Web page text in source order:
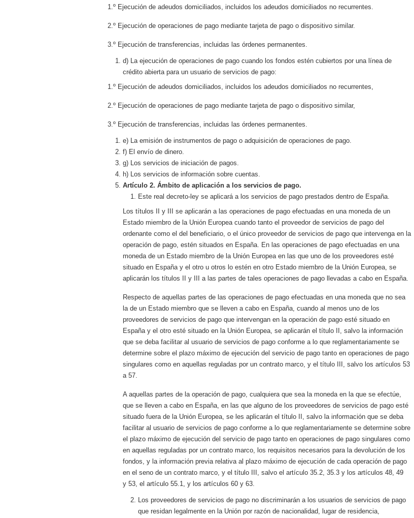
1.º Ejecución de adeudos domiciliados, incluidos los adeudos domiciliados no recurrentes.
2.º Ejecución de operaciones de pago mediante tarjeta de pago o dispositivo similar.
3.º Ejecución de transferencias, incluidas las órdenes permanentes.
d) La ejecución de operaciones de pago cuando los fondos estén cubiertos por una línea de
crédito abierta para un usuario de servicios de pago:
1.º Ejecución de adeudos domiciliados, incluidos los adeudos domiciliados no recurrentes,
2.º Ejecución de operaciones de pago mediante tarjeta de pago o dispositivo similar,
3.º Ejecución de transferencias, incluidas las órdenes permanentes.
e) La emisión de instrumentos de pago o adquisición de operaciones de pago.
f) El envío de dinero.
g) Los servicios de iniciación de pagos.
h) Los servicios de información sobre cuentas.
Artículo 2. Ámbito de aplicación a los servicios de pago.
Este real decreto-ley se aplicará a los servicios de pago prestados dentro de España.
Los títulos II y III se aplicarán a las operaciones de pago efectuadas en una moneda de un
Estado miembro de la Unión Europea cuando tanto el proveedor de servicios de pago del
ordenante como el del beneficiario, o el único proveedor de servicios de pago que intervenga en la
operación de pago, estén situados en España. En las operaciones de pago efectuadas en una
moneda de un Estado miembro de la Unión Europea en las que uno de los proveedores esté
situado en España y el otro u otros lo estén en otro Estado miembro de la Unión Europea, se
aplicarán los títulos II y III a las partes de tales operaciones de pago llevadas a cabo en España.
Respecto de aquellas partes de las operaciones de pago efectuadas en una moneda que no sea
la de un Estado miembro que se lleven a cabo en España, cuando al menos uno de los
proveedores de servicios de pago que intervengan en la operación de pago esté situado en
España y el otro esté situado en la Unión Europea, se aplicarán el título II, salvo la información
que se deba facilitar al usuario de servicios de pago conforme a lo que reglamentariamente se
determine sobre el plazo máximo de ejecución del servicio de pago tanto en operaciones de pago
singulares como en aquellas reguladas por un contrato marco, y el título III, salvo los artículos 53
a 57.
A aquellas partes de la operación de pago, cualquiera que sea la moneda en la que se efectúe,
que se lleven a cabo en España, en las que alguno de los proveedores de servicios de pago esté
situado fuera de la Unión Europea, se les aplicarán el título II, salvo la información que se deba
facilitar al usuario de servicios de pago conforme a lo que reglamentariamente se determine sobre
el plazo máximo de ejecución del servicio de pago tanto en operaciones de pago singulares como
en aquellas reguladas por un contrato marco, los requisitos necesarios para la devolución de los
fondos, y la información previa relativa al plazo máximo de ejecución de cada operación de pago
en el seno de un contrato marco, y el título III, salvo el artículo 35.2, 35.3 y los artículos 48, 49
y 53, el artículo 55.1, y los artículos 60 y 63.
Los proveedores de servicios de pago no discriminarán a los usuarios de servicios de pago
que residan legalmente en la Unión por razón de nacionalidad, lugar de residencia,